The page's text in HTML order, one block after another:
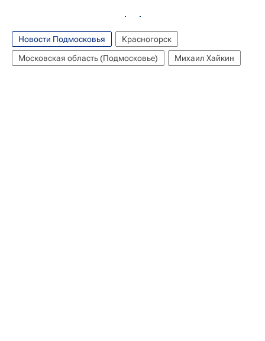
Новости Подмосковья
Красногорск
Московская область (Подмосковье)
Михаил Хайкин